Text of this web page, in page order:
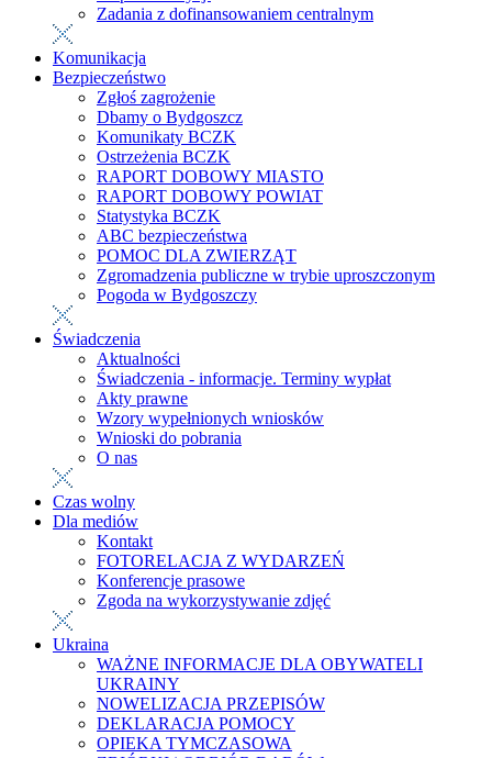
Zadania z dofinansowaniem centralnym
Komunikacja
Bezpieczeństwo
Zgłoś zagrożenie
Dbamy o Bydgoszcz
Komunikaty BCZK
Ostrzeżenia BCZK
RAPORT DOBOWY MIASTO
RAPORT DOBOWY POWIAT
Statystyka BCZK
ABC bezpieczeństwa
POMOC DLA ZWIERZĄT
Zgromadzenia publiczne w trybie uproszczonym
Pogoda w Bydgoszczy
Świadczenia
Aktualności
Świadczenia - informacje. Terminy wypłat
Akty prawne
Wzory wypełnionych wniosków
Wnioski do pobrania
O nas
Czas wolny
Dla mediów
Kontakt
FOTORELACJA Z WYDARZEŃ
Konferencje prasowe
Zgoda na wykorzystywanie zdjęć
Ukraina
WAŻNE INFORMACJE DLA OBYWATELI
UKRAINY
NOWELIZACJA PRZEPISÓW
DEKLARACJA POMOCY
OPIEKA TYMCZASOWA